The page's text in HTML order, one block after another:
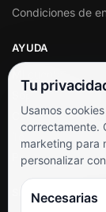
Condiciones de
AYUDA
Soporte al cliente
Contacto
Términos y
Preguntas
SÍGUENOS
Tu
Usamos
correctamente.
marketing para
personalizar
Necesarias